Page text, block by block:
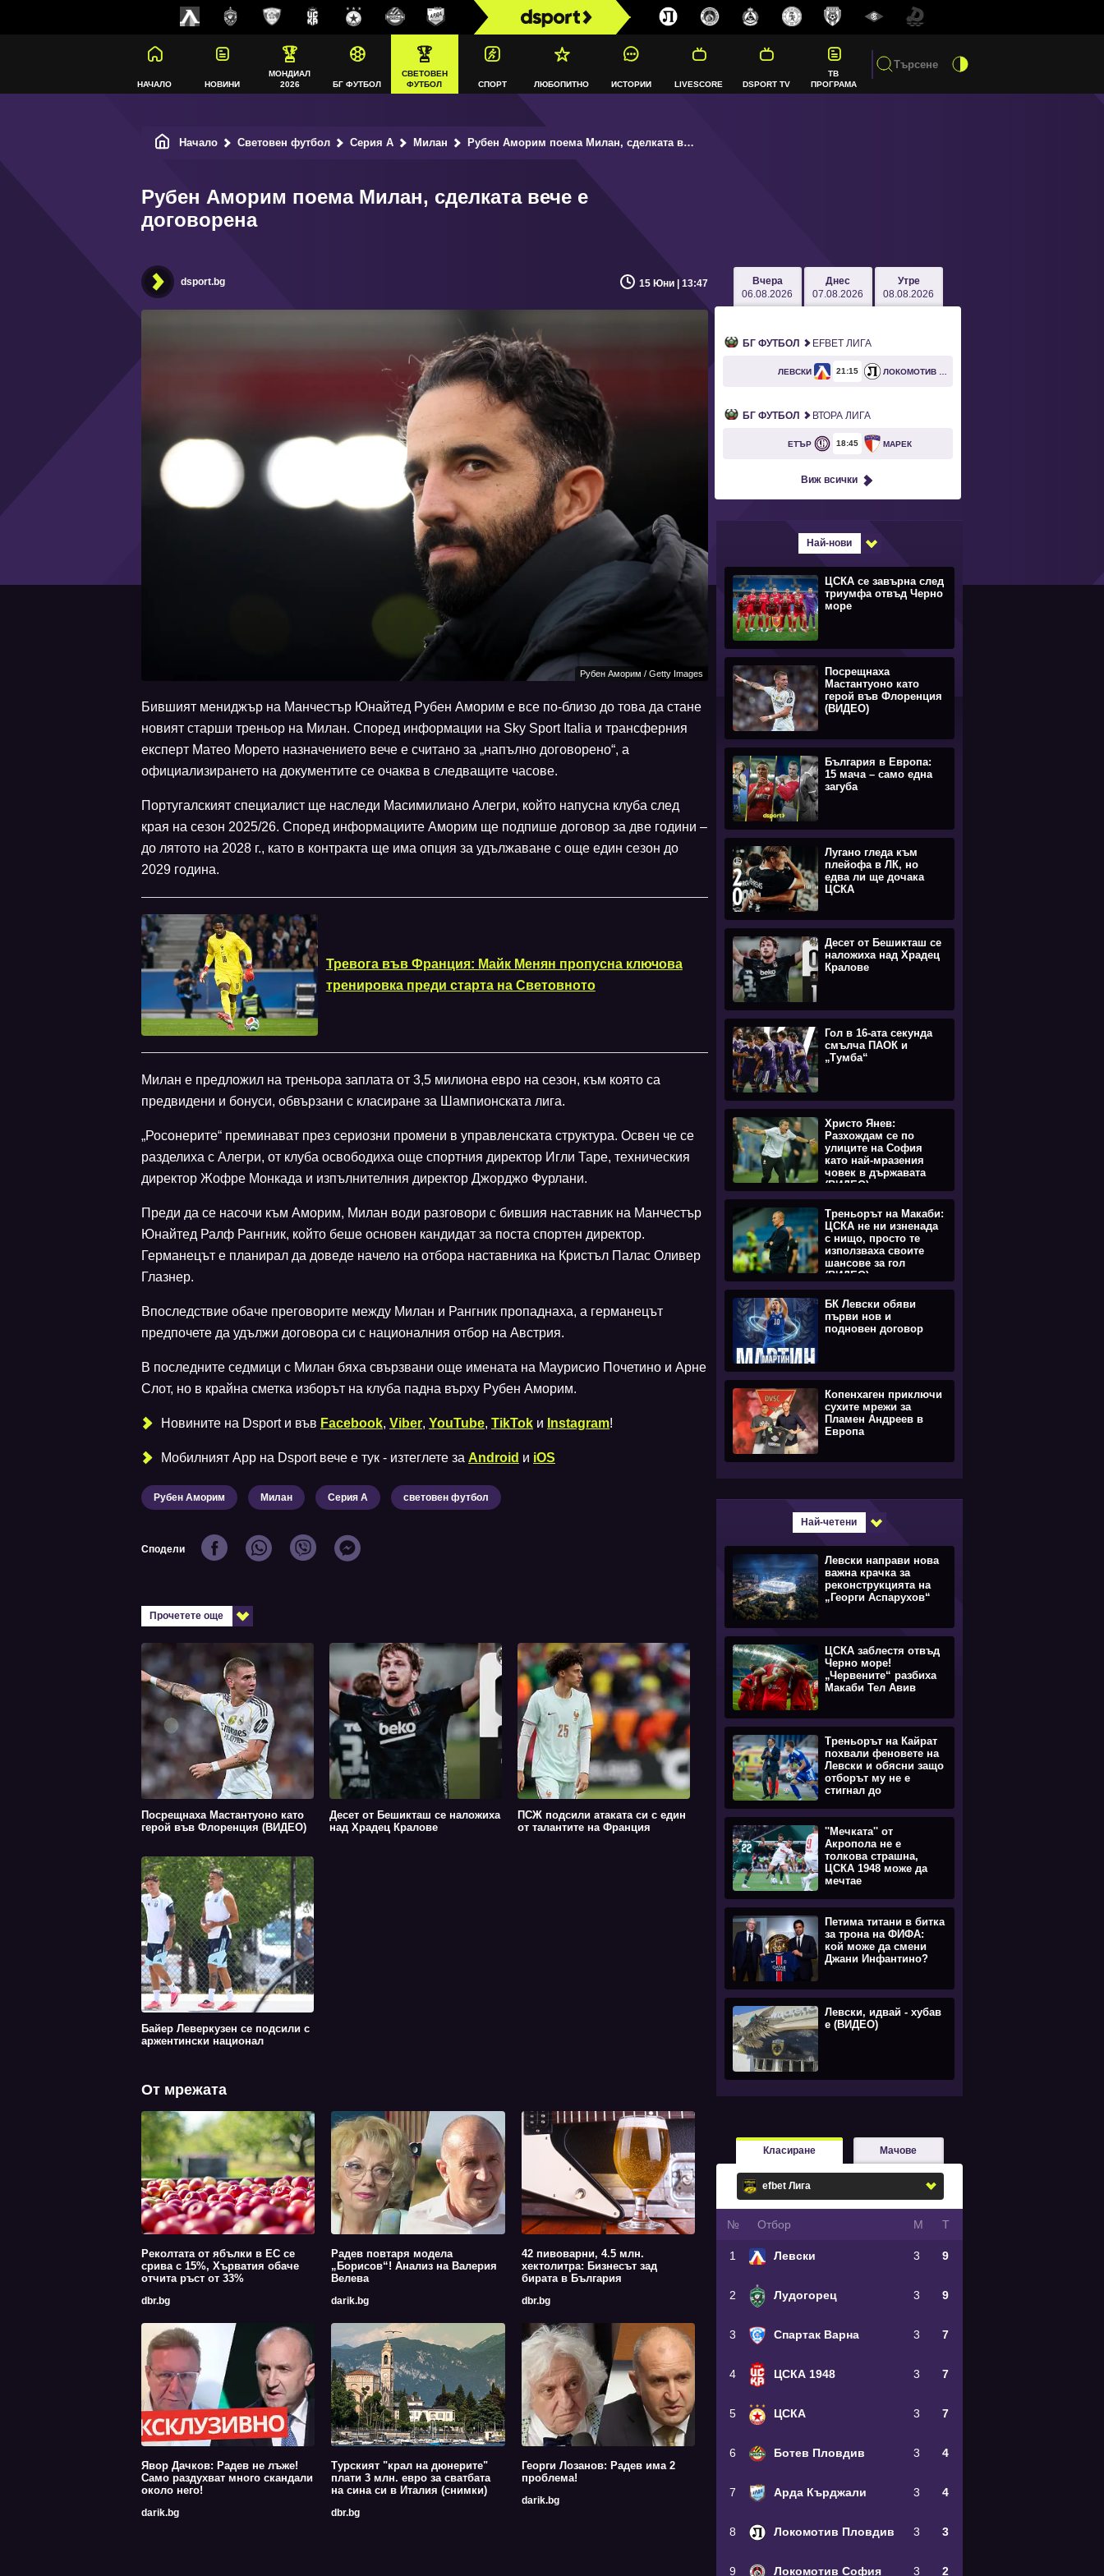
НАЧАЛО НОВИНИ
МОНДИАЛ
2026
БГ ФУТБОЛ
СВЕТОВЕН
ФУТБОЛ
СПОРТ ЛЮБОПИТНО ИСТОРИИ LIVESCORE DSPORT TV
ТВ
ПРОГРАМА
Начало Световен футбол Серия А Милан Рубен Аморим поема Милан, сделката вече е договорена
Рубен Аморим поема Милан, сделката вече е
договорена
dsport.bg 15 Юни | 13:47
Рубен Аморим / Getty Images
Бившият мениджър на Манчестър Юнайтед Рубен Аморим е все по-близо до това да стане
новият старши треньор на Милан. Според информации на Sky Sport Italia и трансферния
експерт Матео Морето назначението вече е считано за „напълно договорено“, а
официализирането на документите се очаква в следващите часове.
Португалският специалист ще наследи Масимилиано Алегри, който напусна клуба след
края на сезон 2025/26. Според информациите Аморим ще подпише договор за две години –
до лятото на 2028 г., като в контракта ще има опция за удължаване с още един сезон до
2029 година.
Тревога във Франция: Майк Менян пропусна ключова
тренировка преди старта на Световното
Милан е предложил на треньора заплата от 3,5 милиона евро на сезон, към която са
предвидени и бонуси, обвързани с класиране за Шампионската лига.
„Росонерите“ преминават през сериозни промени в управленската структура. Освен че се
разделиха с Алегри, от клуба освободиха още спортния директор Игли Таре, техническия
директор Жофре Монкада и изпълнителния директор Джорджо Фурлани.
Преди да се насочи към Аморим, Милан води разговори с бившия наставник на Манчестър
Юнайтед Ралф Рангник, който беше основен кандидат за поста спортен директор.
Германецът е планирал да доведе начело на отбора наставника на Кристъл Палас Оливер
Глазнер.
Впоследствие обаче преговорите между Милан и Рангник пропаднаха, а германецът
предпочете да удължи договора си с националния отбор на Австрия.
В последните седмици с Милан бяха свързвани още имената на Маурисио Почетино и Арне
Слот, но в крайна сметка изборът на клуба падна върху Рубен Аморим.
Новините на Dsport и във Facebook, Viber, YouTube, TikTok и Instagram!
Мобилният Аpp на Dsport вече е тук - изтеглете за Android и iOS
Рубен Аморим Милан Серия А световен футбол
Сподели
Прочетете още
Посрещнаха Мастантуоно като
герой във Флоренция (ВИДЕО)
Десет от Бешикташ се наложиха
над Храдец Кралове
ПСЖ подсили атаката си с един
от талантите на Франция
Байер Леверкузен се подсили с
аржентински национал
От мрежата
Реколтата от ябълки в ЕС се
срива с 15%, Хърватия обаче
отчита ръст от 33%
dbr.bg
Радев повтаря модела
„Борисов“! Анализ на Валерия
Велева
darik.bg
42 пивоварни, 4.5 млн.
хектолитра: Бизнесът зад
бирата в България
dbr.bg
Явор Дачков: Радев не лъже!
Само раздухват много скандали
около него!
darik.bg
Турският "крал на дюнерите"
плати 3 млн. евро за сватбата
на сина си в Италия (снимки)
dbr.bg
Георги Лозанов: Радев има 2
проблема!
darik.bg
Вчера
06.08.2026
Днес
07.08.2026
Утре
08.08.2026
БГ ФУТБОЛ EFBET ЛИГА
ЛЕВСКИ 21 15
БГ ФУТБОЛ ВТОРА ЛИГА
ЕТЪР 18 45 МАРЕК
Виж всички
Най-нови
ЦСКА се завърна след
триумфа отвъд Черно
море
Посрещнаха
Мастантуоно като
герой във Флоренция
(ВИДЕО)
България в Европа:
15 мача – само една
загуба
Лугано гледа към
плейофа в ЛК, но
едва ли ще дочака
ЦСКА
Десет от Бешикташ се
наложиха над Храдец
Кралове
Гол в 16-ата секунда
смълча ПАОК и
„Тумба“
Христо Янев:
Разхождам се по
улиците на София
като най-мразения
човек в държавата
(ВИДЕО)
Треньорът на Макаби:
ЦСКА не ни изненада
с нищо, просто те
използваха своите
шансове за гол
(ВИДЕО)
БК Левски обяви
първи нов и
подновен договор
Копенхаген приключи
сухите мрежи за
Пламен Андреев в
Европа
Най-четени
Левски направи нова
важна крачка за
реконструкцията на
„Георги Аспарухов“
ЦСКА заблестя отвъд
Черно море!
„Червените“ разбиха
Макаби Тел Авив
Треньорът на Кайрат
похвали феновете на
Левски и обясни защо
отборът му не е
стигнал до
''Мечката'' от
Акропола не е
толкова страшна,
ЦСКА 1948 може да
мечтае
Петима титани в битка
за трона на ФИФА:
кой може да смени
Джани Инфантино?
Левски, идвай - хубав
е (ВИДЕО)
Класиране Мачове
№ Oтбор М Т
1 Левски 3 9
2 Лудогорец 3 9
3 Спартак Варна 3 7
4 ЦСКА 1948 3 7
5 ЦСКА 3 7
6 Ботев Пловдив 3 4
7 Арда Кърджали 3 4
8 Локомотив Пловдив 3 3
9 Локомотив София 3 2